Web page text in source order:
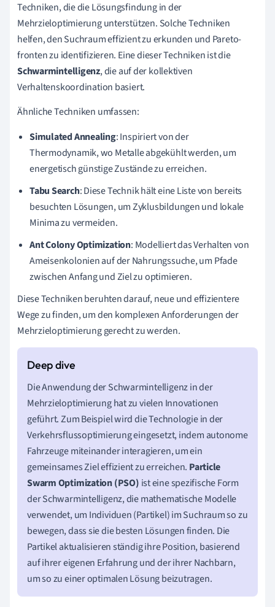
Techniken, die die Lösungsfindung in der
Mehrzieloptimierung unterstützen. Solche Techniken
helfen, den Suchraum effizient zu erkunden und Pareto-
fronten zu identifizieren. Eine dieser Techniken ist die
Schwarmintelligenz, die auf der kollektiven
Verhaltenskoordination basiert.
Ähnliche Techniken umfassen:
Simulated Annealing: Inspiriert von der
Thermodynamik, wo Metalle abgekühlt werden, um
energetisch günstige Zustände zu erreichen.
Tabu Search: Diese Technik hält eine Liste von bereits
besuchten Lösungen, um Zyklusbildungen und lokale
Minima zu vermeiden.
Ant Colony Optimization: Modelliert das Verhalten von
Ameisenkolonien auf der Nahrungssuche, um Pfade
zwischen Anfang und Ziel zu optimieren.
Diese Techniken beruhten darauf, neue und effizientere
Wege zu finden, um den komplexen Anforderungen der
Mehrzieloptimierung gerecht zu werden.
Die Anwendung der Schwarmintelligenz in der
Mehrzieloptimierung hat zu vielen Innovationen
geführt. Zum Beispiel wird die Technologie in der
Verkehrsflussoptimierung eingesetzt, indem autonome
Fahrzeuge miteinander interagieren, um ein
gemeinsames Ziel effizient zu erreichen. Particle
Swarm Optimization (PSO) ist eine spezifische Form
der Schwarmintelligenz, die mathematische Modelle
verwendet, um Individuen (Partikel) im Suchraum so zu
bewegen, dass sie die besten Lösungen finden. Die
Partikel aktualisieren ständig ihre Position, basierend
auf ihrer eigenen Erfahrung und der ihrer Nachbarn,
um so zu einer optimalen Lösung beizutragen.